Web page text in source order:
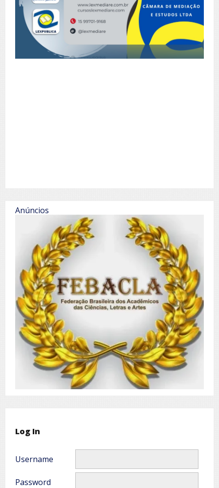
Anúncios
Log In
Username
Password